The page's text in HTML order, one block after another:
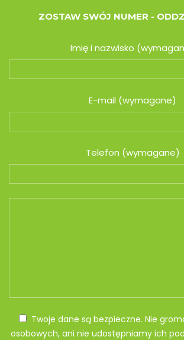
ZOSTAW SWÓJ NUMER -
Imię i nazwisko
E-mail (wymagane)
Telefon (wymagane)
Twoje dane są bezpieczne. Nie
osobowych, ani nie udostępniamy ich